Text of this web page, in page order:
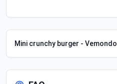
Mini crunchy burger - Vemondo